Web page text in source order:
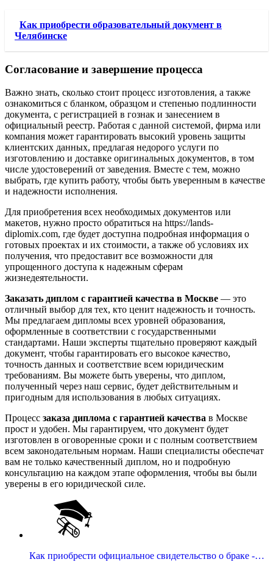
Как приобрести образовательный документ в
Челябинске
Согласование и завершение процесса
Важно знать, сколько стоит процесс изготовления, а также
ознакомиться с бланком, образцом и степенью подлинности
документа, с регистрацией в гознак и занесением в
официальный реестр. Работая с данной системой, фирма или
компания может гарантировать высокий уровень защиты
клиентских данных, предлагая недорого услуги по
изготовлению и доставке оригинальных документов, в том
числе удостоверений от заведения. Вместе с тем, можно
выбрать, где купить работу, чтобы быть уверенным в качестве
и надежности исполнения.
Для приобретения всех необходимых документов или
макетов, нужно просто обратиться на https://lands-
diplomix.com, где будет доступна подробная информация о
готовых проектах и их стоимости, а также об условиях их
получения, что предоставит все возможности для
упрощенного доступа к надежным сферам
жизнедеятельности.
Заказать диплом с гарантией качества в Москве — это
отличный выбор для тех, кто ценит надежность и точность.
Мы предлагаем дипломы всех уровней образования,
оформленные в соответствии с государственными
стандартами. Наши эксперты тщательно проверяют каждый
документ, чтобы гарантировать его высокое качество,
точность данных и соответствие всем юридическим
требованиям. Вы можете быть уверены, что диплом,
полученный через наш сервис, будет действительным и
пригодным для использования в любых ситуациях.
Процесс заказа диплома с гарантией качества в Москве
прост и удобен. Мы гарантируем, что документ будет
изготовлен в оговоренные сроки и с полным соответствием
всем законодательным нормам. Наши специалисты обеспечат
вам не только качественный диплом, но и подробную
консультацию на каждом этапе оформления, чтобы вы были
уверены в его юридической силе.
Как приобрести официальное свидетельство о браке -…